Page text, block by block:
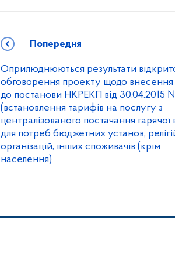
Попередня
Оприлюднюються результати
обговорення проекту щодо внесення
до постанови НКРЕКП від 30.04.2015
(встановлення тарифів на послугу з
централізованого постачання гарячої
для потреб бюджетних установ,
організацій, інших споживачів (крім
населення)